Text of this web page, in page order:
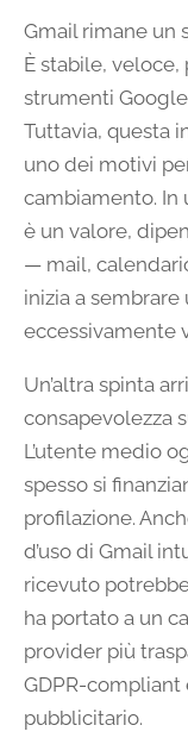
Gmail rimane un
È stabile,
strumenti
Tuttavia, questa
uno dei motivi
cambiamento. In
è un valore,
— mail,
inizia a sembrare
eccessivamente
Un’altra spinta
consapevolezza
L’utente medio
spesso si
profilazione.
d’uso di Gmail
ricevuto
ha portato a un
provider più
GDPR-compliant
pubblicitario.